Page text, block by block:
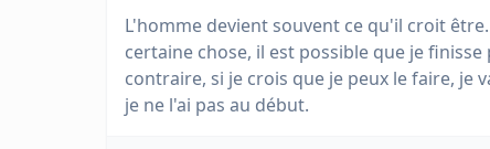
L'homme devient souvent ce qu'il croit
certaine chose, il est possible que je
contraire, si je crois que je peux le faire, je
je ne l'ai pas au début.